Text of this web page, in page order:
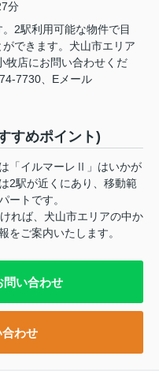
分
2駅利用可能な物件で目
できます。犬山市エリア
牧店にお問い合わせくだ
7730、Eメール
すめポイント)
「イルマーレⅡ」はいかが
2駅が近くにあり、移動範
ートです。
れば、犬山市エリアの中か
をご案内いたします。
問い合わせ
わせ